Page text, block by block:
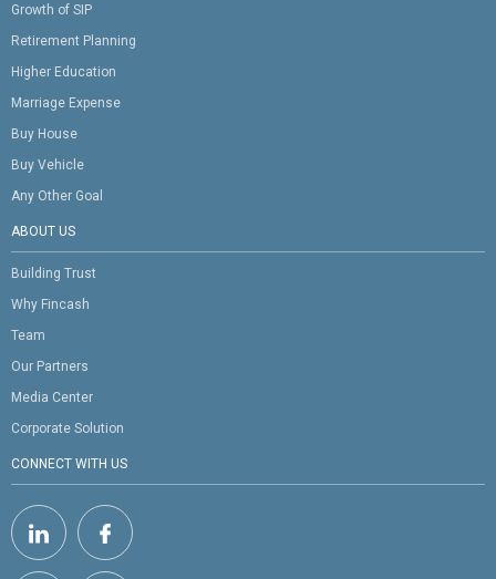
Growth of SIP
Retirement Planning
Higher Education
Marriage Expense
Buy House
Buy Vehicle
Any Other Goal
ABOUT US
Building Trust
Why Fincash
Team
Our Partners
Media Center
Corporate Solution
CONNECT WITH US